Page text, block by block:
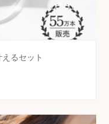
るセット